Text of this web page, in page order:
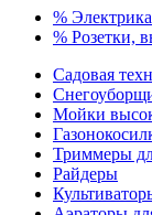
% Электрика
% Розетки,
Садовая
Мойки
Триммеры
Райдеры